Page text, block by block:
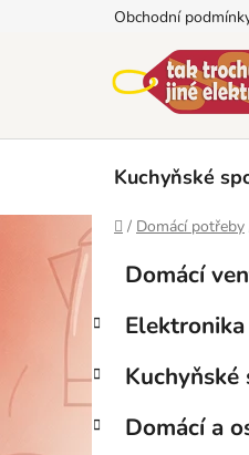
Obchodní
Kuchyňské
Domů
/ Domácí potřeby
s
r
a
n
Přeskočit
kategorie
e
o
r
i
Domácí
Elektronika
Kuchyňské
Domácí a